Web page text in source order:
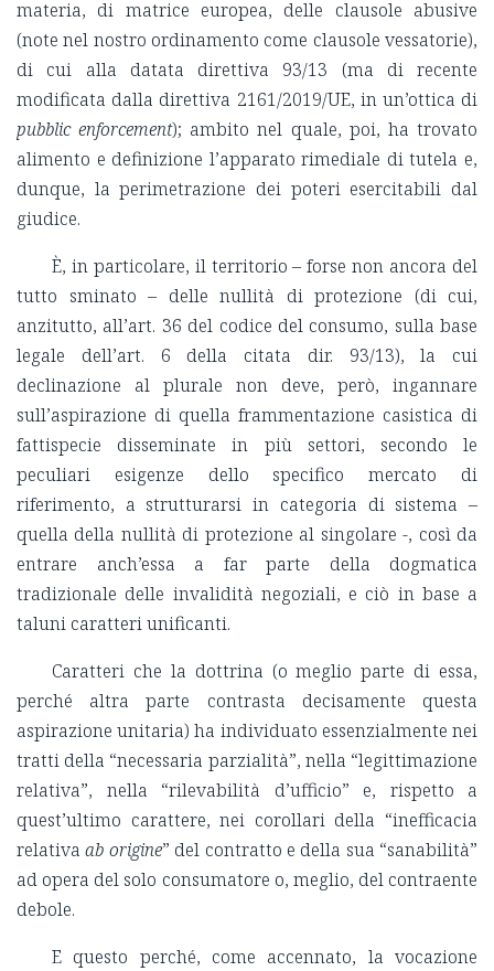
materia, di matrice europea, delle clausole abusive
(note nel nostro ordinamento come clausole vessatorie),
di cui alla datata direttiva 93/13 (ma di recente
modificata dalla direttiva 2161/2019/UE, in un’ottica di
pubblic enforcement); ambito nel quale, poi, ha trovato
alimento e definizione l’apparato rimediale di tutela e,
dunque, la perimetrazione dei poteri esercitabili dal
giudice.
È, in particolare, il territorio – forse non ancora del
tutto sminato – delle nullità di protezione (di cui,
anzitutto, all’art. 36 del codice del consumo, sulla base
legale dell’art. 6 della citata dir. 93/13), la cui
declinazione al plurale non deve, però, ingannare
sull’aspirazione di quella frammentazione casistica di
fattispecie disseminate in più settori, secondo le
peculiari esigenze dello specifico mercato di
riferimento, a strutturarsi in categoria di sistema –
quella della nullità di protezione al singolare -, così da
entrare anch’essa a far parte della dogmatica
tradizionale delle invalidità negoziali, e ciò in base a
taluni caratteri unificanti.
Caratteri che la dottrina (o meglio parte di essa,
perché altra parte contrasta decisamente questa
aspirazione unitaria) ha individuato essenzialmente nei
tratti della “necessaria parzialità”, nella “legittimazione
relativa”, nella “rilevabilità d’ufficio” e, rispetto a
quest’ultimo carattere, nei corollari della “inefficacia
relativaab origine” del contratto e della sua “sanabilità”
ad opera del solo consumatore o, meglio, del contraente
debole.
E questo perché, come accennato, la vocazione